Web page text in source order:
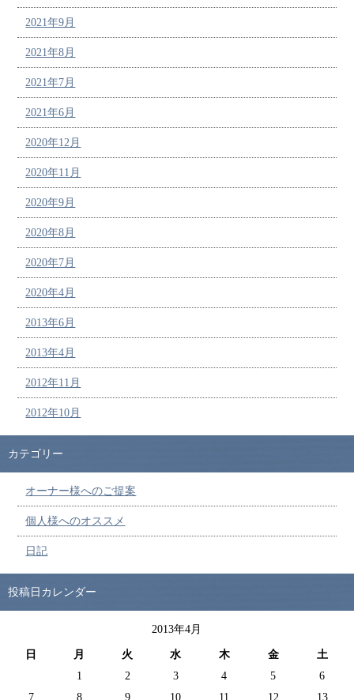
2021年9月
2021年8月
2021年7月
2021年6月
2020年12月
2020年11月
2020年9月
2020年8月
2020年7月
2020年4月
2013年6月
2013年4月
2012年11月
2012年10月
カテゴリー
オーナー様へのご提案
個人様へのオススメ
日記
投稿日カレンダー
2013年4月
日 月 火 水 木 金
土
1
2 3 4 5
6
7
8 9 10 11 12 13